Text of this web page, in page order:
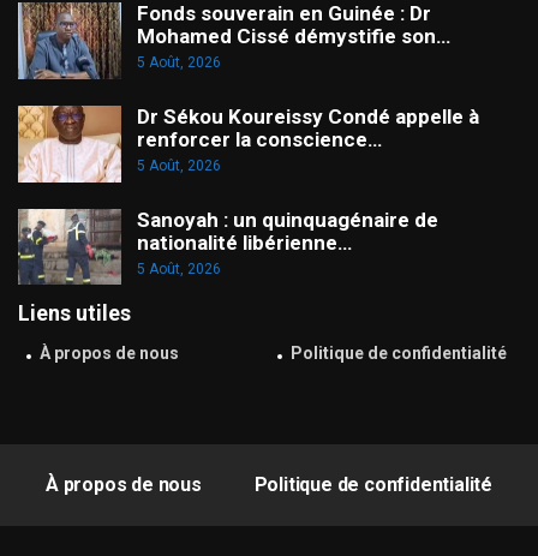
Fonds souverain en Guinée : Dr
Mohamed Cissé démystifie son…
5 Août, 2026
Dr Sékou Koureissy Condé appelle à
renforcer la conscience…
5 Août, 2026
Sanoyah : un quinquagénaire de
nationalité libérienne…
5 Août, 2026
Liens utiles
À propos de nous Politique de confidentialité
À propos de nous Politique de confidentialité